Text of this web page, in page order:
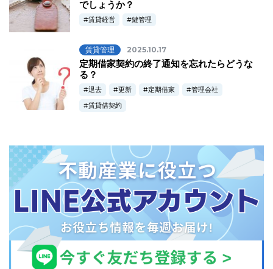
でしょうか？
賃貸経営 鍵管理
賃貸管理 2025.10.17
定期借家契約の終了通知を忘れたらどうな
る？
退去 更新 定期借家
管理会社
賃貸借契約